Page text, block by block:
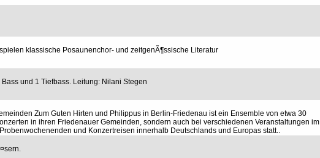
klassische Posaunenchor- und zeitgenÃ¶ssische Literatur
und 1 Tiefbass. Leitung: Nilani Stegen
Zum Guten Hirten und Philippus in Berlin-Friedenau ist ein Ensemble von etwa 30
in ihren Friedenauer Gemeinden, sondern auch bei verschiedenen Veranstaltungen im
und Konzertreisen innerhalb Deutschlands und Europas statt..